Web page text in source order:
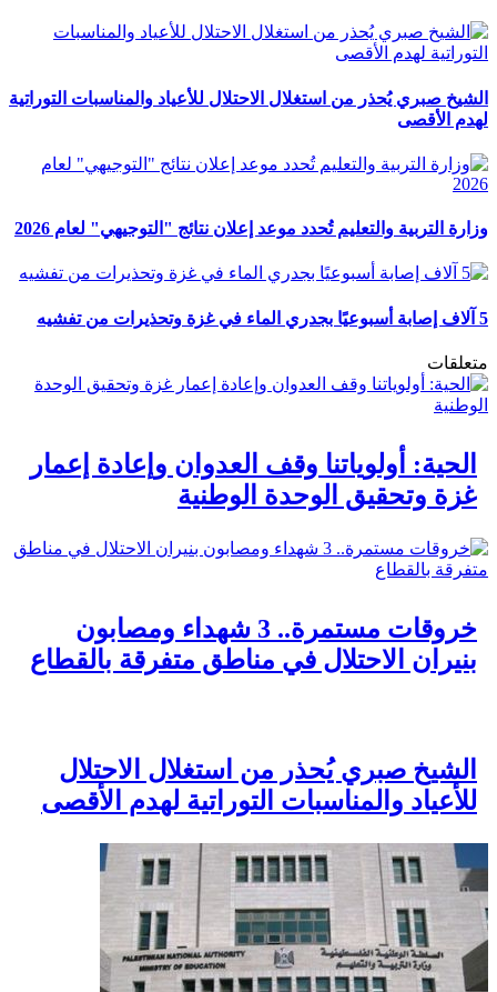
الشيخ صبري يُحذر من استغلال الاحتلال للأعياد والمناسبات التوراتية
لهدم الأقصى
وزارة التربية والتعليم تُحدد موعد إعلان نتائج "التوجيهي" لعام 2026
5 آلاف إصابة أسبوعيًا بجدري الماء في غزة وتحذيرات من تفشيه
متعلقات
الحية: أولوياتنا وقف العدوان وإعادة إعمار
غزة وتحقيق الوحدة الوطنية
خروقات مستمرة.. 3 شهداء ومصابون
بنيران الاحتلال في مناطق متفرقة بالقطاع
الشيخ صبري يُحذر من استغلال الاحتلال
للأعياد والمناسبات التوراتية لهدم الأقصى